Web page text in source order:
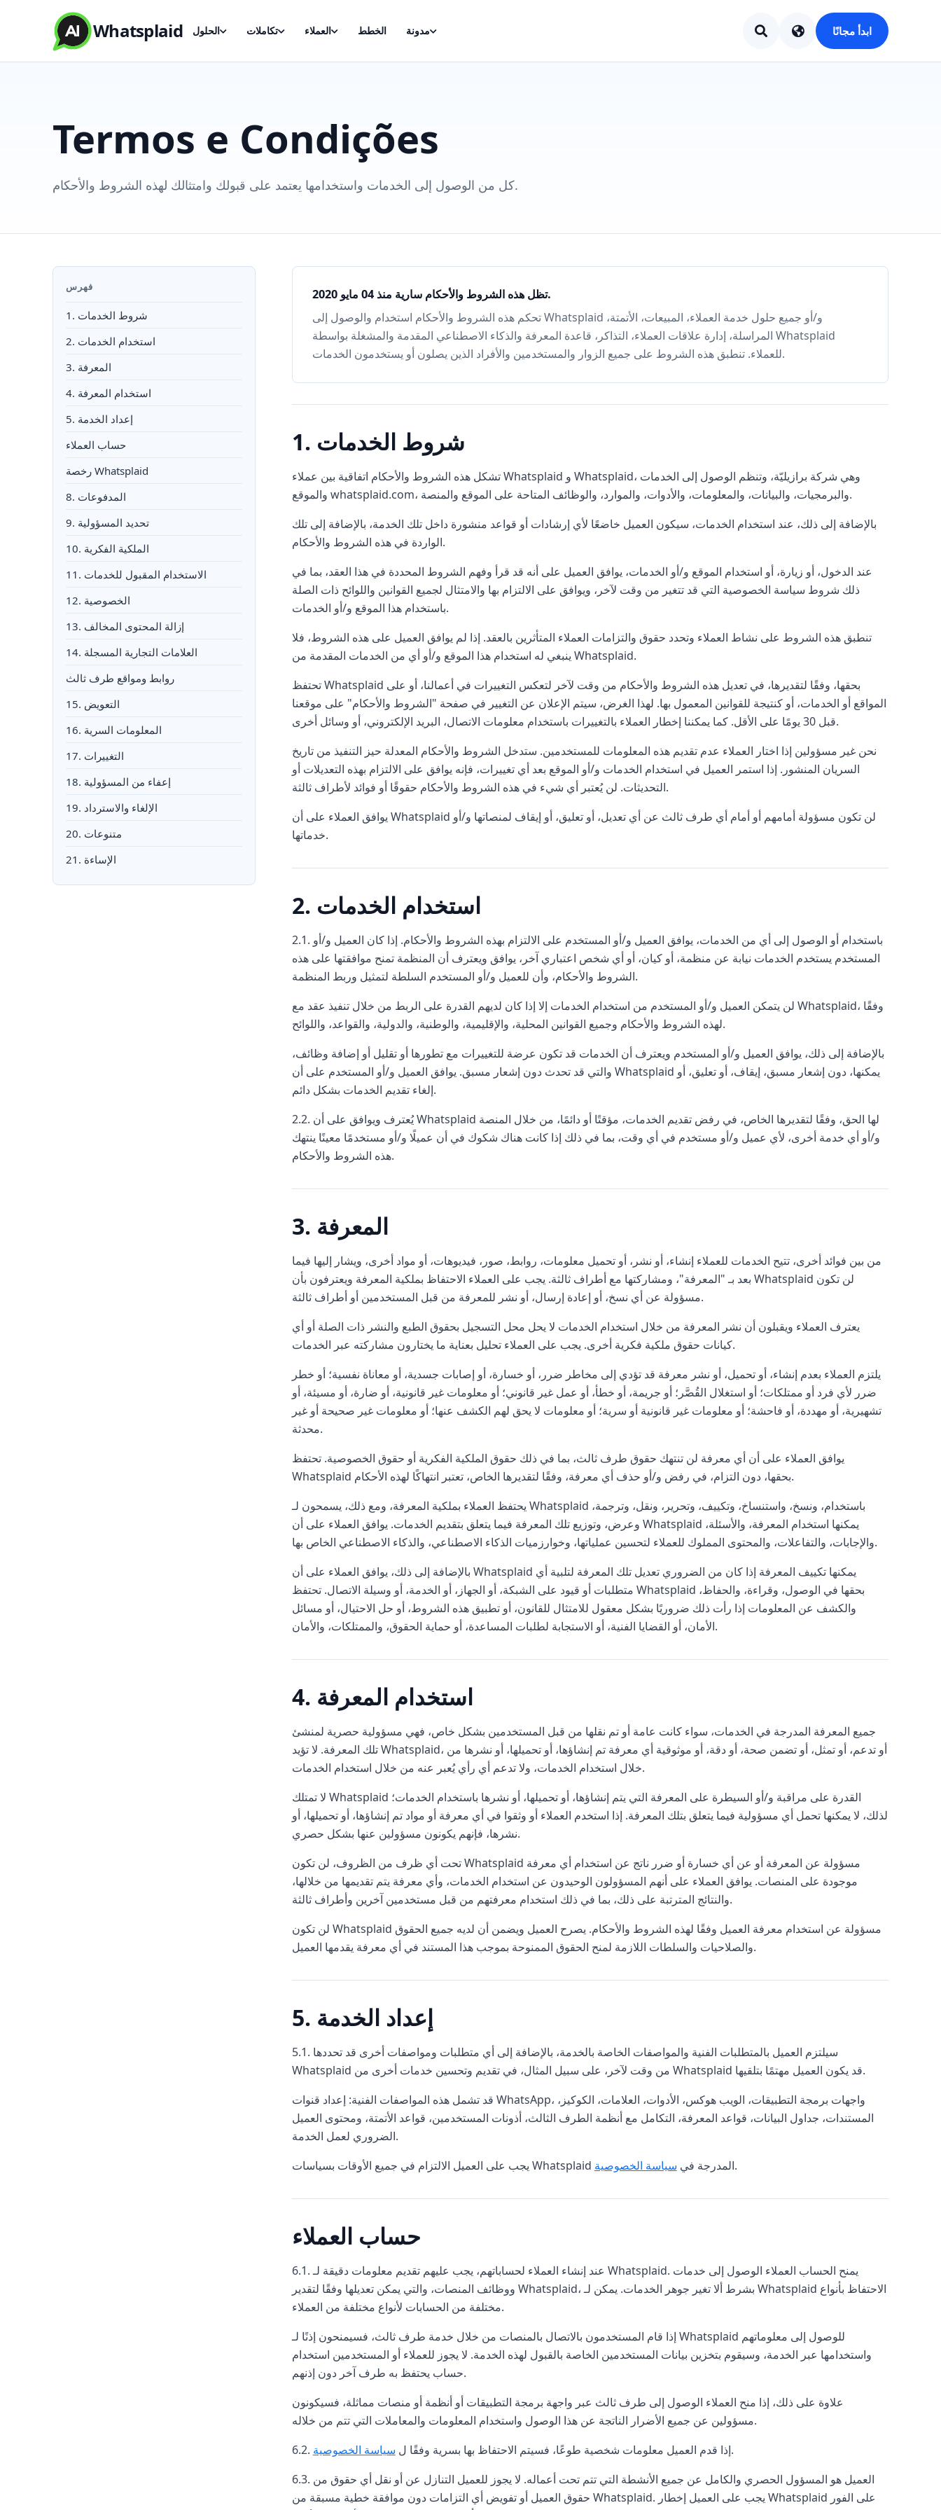
Whatsplaid الحلول تكاملات العملاء الخطط مدونة ابدأ مجانًا
Termos e Condições
كل من الوصول إلى الخدمات واستخدامها يعتمد على قبولك وامتثالك لهذه الشروط والأحكام.
فهرس
1. شروط الخدمات
2. استخدام الخدمات
3. المعرفة
4. استخدام المعرفة
5. إعداد الخدمة
حساب العملاء
رخصة Whatsplaid
8. المدفوعات
9. تحديد المسؤولية
10. الملكية الفكرية
11. الاستخدام المقبول للخدمات
12. الخصوصية
13. إزالة المحتوى المخالف
14. العلامات التجارية المسجلة
روابط ومواقع طرف ثالث
15. التعويض
16. المعلومات السرية
17. التغييرات
18. إعفاء من المسؤولية
19. الإلغاء والاسترداد
20. متنوعات
21. الإساءة
تظل هذه الشروط والأحكام سارية منذ 04 مايو 2020.
تحكم هذه الشروط والأحكام استخدام والوصول إلى Whatsplaid و/أو جميع حلول خدمة العملاء، المبيعات، الأتمتة،
المراسلة، إدارة علاقات العملاء، التذاكر، قاعدة المعرفة والذكاء الاصطناعي المقدمة والمشغلة بواسطة Whatsplaid
للعملاء. تنطبق هذه الشروط على جميع الزوار والمستخدمين والأفراد الذين يصلون أو يستخدمون الخدمات.
1. شروط الخدمات
تشكل هذه الشروط والأحكام اتفاقية بين عملاء Whatsplaid و Whatsplaid، وهي شركة برازيليّة، وتنظم الوصول إلى الخدمات
والموقع whatsplaid.com، والبرمجيات، والبيانات، والمعلومات، والأدوات، والموارد، والوظائف المتاحة على الموقع والمنصة.
بالإضافة إلى ذلك، عند استخدام الخدمات، سيكون العميل خاضعًا لأي إرشادات أو قواعد منشورة داخل تلك الخدمة، بالإضافة إلى تلك
الواردة في هذه الشروط والأحكام.
عند الدخول، أو زيارة، أو استخدام الموقع و/أو الخدمات، يوافق العميل على أنه قد قرأ وفهم الشروط المحددة في هذا العقد، بما في
ذلك شروط سياسة الخصوصية التي قد تتغير من وقت لآخر، ويوافق على الالتزام بها والامتثال لجميع القوانين واللوائح ذات الصلة
باستخدام هذا الموقع و/أو الخدمات.
تنطبق هذه الشروط على نشاط العملاء وتحدد حقوق والتزامات العملاء المتأثرين بالعقد. إذا لم يوافق العميل على هذه الشروط، فلا
ينبغي له استخدام هذا الموقع و/أو أي من الخدمات المقدمة من Whatsplaid.
تحتفظ Whatsplaid بحقها، وفقًا لتقديرها، في تعديل هذه الشروط والأحكام من وقت لآخر لتعكس التغييرات في أعمالنا، أو على
المواقع أو الخدمات، أو كنتيجة للقوانين المعمول بها. لهذا الغرض، سيتم الإعلان عن التغيير في صفحة "الشروط والأحكام" على موقعنا
قبل 30 يومًا على الأقل. كما يمكننا إخطار العملاء بالتغييرات باستخدام معلومات الاتصال، البريد الإلكتروني، أو وسائل أخرى.
نحن غير مسؤولين إذا اختار العملاء عدم تقديم هذه المعلومات للمستخدمين. ستدخل الشروط والأحكام المعدلة حيز التنفيذ من تاريخ
السريان المنشور. إذا استمر العميل في استخدام الخدمات و/أو الموقع بعد أي تغييرات، فإنه يوافق على الالتزام بهذه التعديلات أو
التحديثات. لن يُعتبر أي شيء في هذه الشروط والأحكام حقوقًا أو فوائد لأطراف ثالثة.
يوافق العملاء على أن Whatsplaid لن تكون مسؤولة أمامهم أو أمام أي طرف ثالث عن أي تعديل، أو تعليق، أو إيقاف لمنصاتها و/أو
خدماتها.
2. استخدام الخدمات
2.1. باستخدام أو الوصول إلى أي من الخدمات، يوافق العميل و/أو المستخدم على الالتزام بهذه الشروط والأحكام. إذا كان العميل و/أو
المستخدم يستخدم الخدمات نيابة عن منظمة، أو كيان، أو أي شخص اعتباري آخر، يوافق ويعترف أن المنظمة تمنح موافقتها على هذه
الشروط والأحكام، وأن للعميل و/أو المستخدم السلطة لتمثيل وربط المنظمة.
لن يتمكن العميل و/أو المستخدم من استخدام الخدمات إلا إذا كان لديهم القدرة على الربط من خلال تنفيذ عقد مع Whatsplaid، وفقًا
لهذه الشروط والأحكام وجميع القوانين المحلية، والإقليمية، والوطنية، والدولية، والقواعد، واللوائح.
بالإضافة إلى ذلك، يوافق العميل و/أو المستخدم ويعترف أن الخدمات قد تكون عرضة للتغييرات مع تطورها أو تقليل أو إضافة وظائف،
والتي قد تحدث دون إشعار مسبق. يوافق العميل و/أو المستخدم على أن Whatsplaid يمكنها، دون إشعار مسبق، إيقاف، أو تعليق، أو
إلغاء تقديم الخدمات بشكل دائم.
2.2. يُعترف ويوافق على أن Whatsplaid لها الحق، وفقًا لتقديرها الخاص، في رفض تقديم الخدمات، مؤقتًا أو دائمًا، من خلال المنصة
و/أو أي خدمة أخرى، لأي عميل و/أو مستخدم في أي وقت، بما في ذلك إذا كانت هناك شكوك في أن عميلًا و/أو مستخدمًا معينًا ينتهك
هذه الشروط والأحكام.
3. المعرفة
من بين فوائد أخرى، تتيح الخدمات للعملاء إنشاء، أو نشر، أو تحميل معلومات، روابط، صور، فيديوهات، أو مواد أخرى، ويشار إليها فيما
بعد بـ "المعرفة"، ومشاركتها مع أطراف ثالثة. يجب على العملاء الاحتفاظ بملكية المعرفة ويعترفون بأن Whatsplaid لن تكون
مسؤولة عن أي نسخ، أو إعادة إرسال، أو نشر للمعرفة من قبل المستخدمين أو أطراف ثالثة.
يعترف العملاء ويقبلون أن نشر المعرفة من خلال استخدام الخدمات لا يحل محل التسجيل بحقوق الطبع والنشر ذات الصلة أو أي
كيانات حقوق ملكية فكرية أخرى. يجب على العملاء تحليل بعناية ما يختارون مشاركته عبر الخدمات.
يلتزم العملاء بعدم إنشاء، أو تحميل، أو نشر معرفة قد تؤدي إلى مخاطر ضرر، أو خسارة، أو إصابات جسدية، أو معاناة نفسية؛ أو خطر
ضرر لأي فرد أو ممتلكات؛ أو استغلال القُصَّر؛ أو جريمة، أو خطأ، أو عمل غير قانوني؛ أو معلومات غير قانونية، أو ضارة، أو مسيئة، أو
تشهيرية، أو مهددة، أو فاحشة؛ أو معلومات غير قانونية أو سرية؛ أو معلومات لا يحق لهم الكشف عنها؛ أو معلومات غير صحيحة أو غير
محدثة.
يوافق العملاء على أن أي معرفة لن تنتهك حقوق طرف ثالث، بما في ذلك حقوق الملكية الفكرية أو حقوق الخصوصية. تحتفظ
Whatsplaid بحقها، دون التزام، في رفض و/أو حذف أي معرفة، وفقًا لتقديرها الخاص، تعتبر انتهاكًا لهذه الأحكام.
يحتفظ العملاء بملكية المعرفة، ومع ذلك، يسمحون لـ Whatsplaid باستخدام، ونسخ، واستنساخ، وتكييف، وتحرير، ونقل، وترجمة،
وعرض، وتوزيع تلك المعرفة فيما يتعلق بتقديم الخدمات. يوافق العملاء على أن Whatsplaid يمكنها استخدام المعرفة، والأسئلة،
والإجابات، والتفاعلات، والمحتوى المملوك للعملاء لتحسين عملياتها، وخوارزميات الذكاء الاصطناعي، والذكاء الاصطناعي الخاص بها.
بالإضافة إلى ذلك، يوافق العملاء على أن Whatsplaid يمكنها تكييف المعرفة إذا كان من الضروري تعديل تلك المعرفة لتلبية أي
متطلبات أو قيود على الشبكة، أو الجهاز، أو الخدمة، أو وسيلة الاتصال. تحتفظ Whatsplaid بحقها في الوصول، وقراءة، والحفاظ،
والكشف عن المعلومات إذا رأت ذلك ضروريًا بشكل معقول للامتثال للقانون، أو تطبيق هذه الشروط، أو حل الاحتيال، أو مسائل
الأمان، أو القضايا الفنية، أو الاستجابة لطلبات المساعدة، أو حماية الحقوق، والممتلكات، والأمان.
4. استخدام المعرفة
جميع المعرفة المدرجة في الخدمات، سواء كانت عامة أو تم نقلها من قبل المستخدمين بشكل خاص، فهي مسؤولية حصرية لمنشئ
تلك المعرفة. لا تؤيد Whatsplaid، أو تدعم، أو تمثل، أو تضمن صحة، أو دقة، أو موثوقية أي معرفة تم إنشاؤها، أو تحميلها، أو نشرها من
خلال استخدام الخدمات، ولا تدعم أي رأي يُعبر عنه من خلال استخدام الخدمات.
لا تمتلك Whatsplaid القدرة على مراقبة و/أو السيطرة على المعرفة التي يتم إنشاؤها، أو تحميلها، أو نشرها باستخدام الخدمات؛
لذلك، لا يمكنها تحمل أي مسؤولية فيما يتعلق بتلك المعرفة. إذا استخدم العملاء أو وثقوا في أي معرفة أو مواد تم إنشاؤها، أو تحميلها، أو
نشرها، فإنهم يكونون مسؤولين عنها بشكل حصري.
تحت أي ظرف من الظروف، لن تكون Whatsplaid مسؤولة عن المعرفة أو عن أي خسارة أو ضرر ناتج عن استخدام أي معرفة
موجودة على المنصات. يوافق العملاء على أنهم المسؤولون الوحيدون عن استخدام الخدمات، وأي معرفة يتم تقديمها من خلالها،
والنتائج المترتبة على ذلك، بما في ذلك استخدام معرفتهم من قبل مستخدمين آخرين وأطراف ثالثة.
لن تكون Whatsplaid مسؤولة عن استخدام معرفة العميل وفقًا لهذه الشروط والأحكام. يصرح العميل ويضمن أن لديه جميع الحقوق
والصلاحيات والسلطات اللازمة لمنح الحقوق الممنوحة بموجب هذا المستند في أي معرفة يقدمها العميل.
5. إعداد الخدمة
5.1. سيلتزم العميل بالمتطلبات الفنية والمواصفات الخاصة بالخدمة، بالإضافة إلى أي متطلبات ومواصفات أخرى قد تحددها
Whatsplaid من وقت لآخر، على سبيل المثال، في تقديم وتحسين خدمات أخرى من Whatsplaid قد يكون العميل مهتمًا بتلقيها.
قد تشمل هذه المواصفات الفنية: إعداد قنوات WhatsApp، واجهات برمجة التطبيقات، الويب هوكس، الأدوات، العلامات، الكوكيز،
المستندات، جداول البيانات، قواعد المعرفة، التكامل مع أنظمة الطرف الثالث، أذونات المستخدمين، قواعد الأتمتة، ومحتوى العميل
الضروري لعمل الخدمة.
يجب على العميل الالتزام في جميع الأوقات بسياسات Whatsplaid المدرجة في سياسة الخصوصية .
حساب العملاء
6.1. عند إنشاء العملاء لحساباتهم، يجب عليهم تقديم معلومات دقيقة لـ Whatsplaid. يمنح الحساب العملاء الوصول إلى خدمات
ووظائف المنصات، والتي يمكن تعديلها وفقًا لتقدير Whatsplaid، بشرط ألا تغير جوهر الخدمات. يمكن لـ Whatsplaid الاحتفاظ بأنواع
مختلفة من الحسابات لأنواع مختلفة من العملاء.
إذا قام المستخدمون بالاتصال بالمنصات من خلال خدمة طرف ثالث، فسيمنحون إذنًا لـ Whatsplaid للوصول إلى معلوماتهم
واستخدامها عبر الخدمة، وسيقوم بتخزين بيانات المستخدمين الخاصة بالقبول لهذه الخدمة. لا يجوز للعملاء أو المستخدمين استخدام
حساب يحتفظ به طرف آخر دون إذنهم.
علاوة على ذلك، إذا منح العملاء الوصول إلى طرف ثالث عبر واجهة برمجة التطبيقات أو أنظمة أو منصات مماثلة، فسيكونون
مسؤولين عن جميع الأضرار الناتجة عن هذا الوصول واستخدام المعلومات والمعاملات التي تتم من خلاله.
6.2. إذا قدم العميل معلومات شخصية طوعًا، فسيتم الاحتفاظ بها بسرية وفقًا ل سياسة الخصوصية
.
6.3. العميل هو المسؤول الحصري والكامل عن جميع الأنشطة التي تتم تحت أعماله. لا يجوز للعميل التنازل عن أو نقل أي حقوق من
حقوق العميل أو تفويض أي التزامات دون موافقة خطية مسبقة من Whatsplaid. يجب على العميل إخطار Whatsplaid على الفور